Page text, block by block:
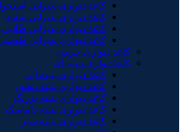
کاغذ دیواری پذیرایی
کاغذ دیواری پذیرایی سفید
کاغذ دیواری پذیرایی طلایی
کاغذ دیواری پذیرایی
کاغذ دیواری چرمی
کاغذدیواری پتینه ای
کاغذ دیواری پتینه آبی
کاغذ دیواری پتینه بنفش
کاغذ دیواری پتینه بژرنگ
کاغذ دیواری پتینه داماسک
کاغذ دیواری پتینه سبز